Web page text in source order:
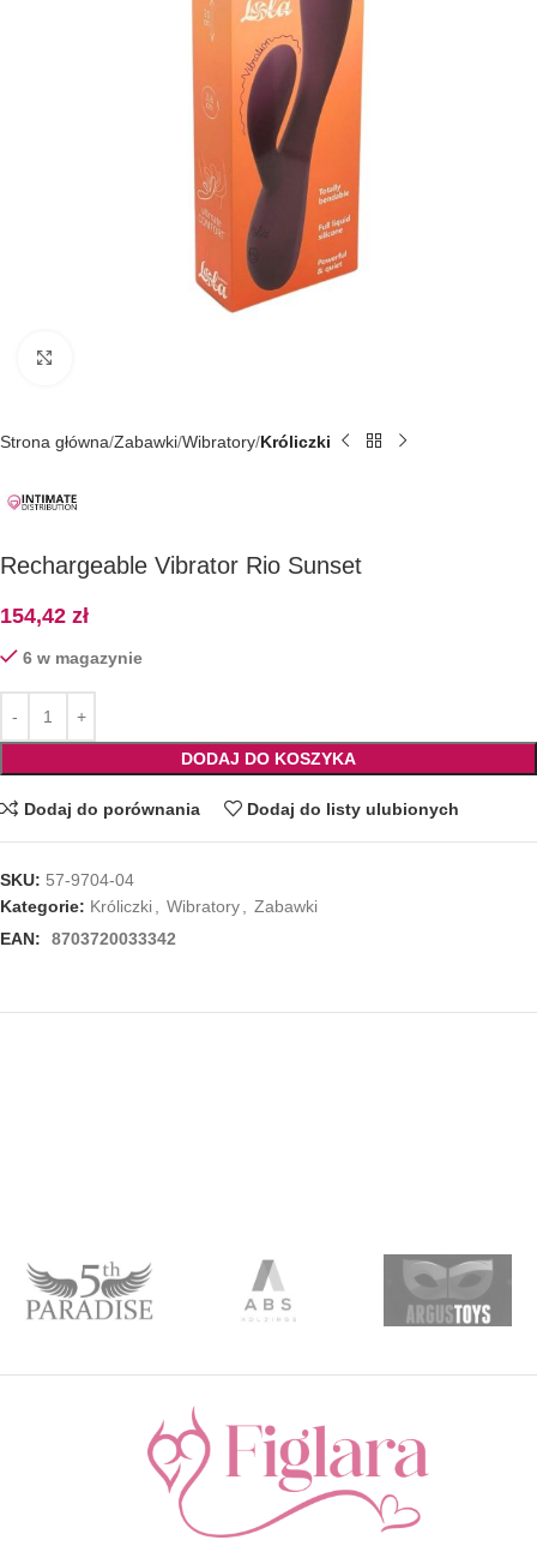
Strona główna Zabawki Wibratory Króliczki
Rechargeable Vibrator Rio Sunset
154,42 zł
6 w magazynie
DODAJ DO KOSZYKA
Dodaj do porównania Dodaj do listy ulubionych
SKU: 57-9704-04
Kategorie: Króliczki, Wibratory, Zabawki
EAN:
8703720033342